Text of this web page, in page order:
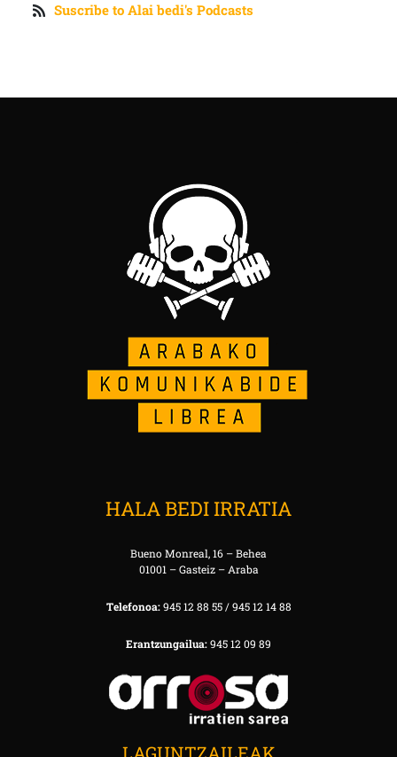
Suscribe to Alai bedi's Podcasts
HALA BEDI IRRATIA
Bueno Monreal, 16 – Behea
01001 – Gasteiz – Araba
Telefonoa:945 12 88 55 / 945 12 14 88
Erantzungailua:945 12 09 89